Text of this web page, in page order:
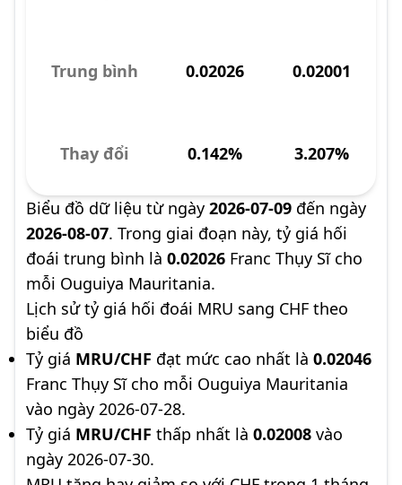
Trung bình 0.02026 0.02001
Thay đổi 0.142% 3.207%
Biểu đồ dữ liệu từ ngày 2026-07-09 đến ngày
2026-08-07. Trong giai đoạn này, tỷ giá hối
đoái trung bình là 0.02026 Franc Thụy Sĩ cho
mỗi Ouguiya Mauritania.
Lịch sử tỷ giá hối đoái MRU sang CHF theo
biểu đồ
Tỷ giá MRU/CHF đạt mức cao nhất là 0.02046
Franc Thụy Sĩ cho mỗi Ouguiya Mauritania
vào ngày 2026-07-28.
Tỷ giá MRU/CHF thấp nhất là 0.02008 vào
ngày 2026-07-30.